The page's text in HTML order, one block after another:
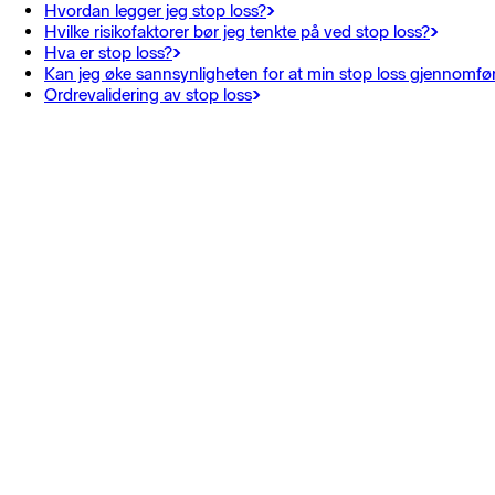
Hvordan legger jeg stop loss?
Hvilke risikofaktorer bør jeg tenkte på ved stop loss?
Hva er stop loss?
Kan jeg øke sannsynligheten for at min stop loss
Ordrevalidering av stop loss